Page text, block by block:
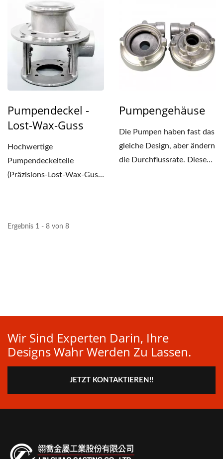
Pumpendeckel -
Lost-Wax-Guss
Hochwertige
Pumpendeckelteile
(Präzisions-Lost-Wax-Guss)
Pumpengehäuse
Die Pumpen haben fast das
gleiche Design, aber ändern
die Durchflussrate. Diese
Ergebnis 1 - 8 von 8
Wir Sind Experten Darin, Ihre
Designs Wahr Werden Zu Lassen.
JETZT KONTAKTIEREN!!